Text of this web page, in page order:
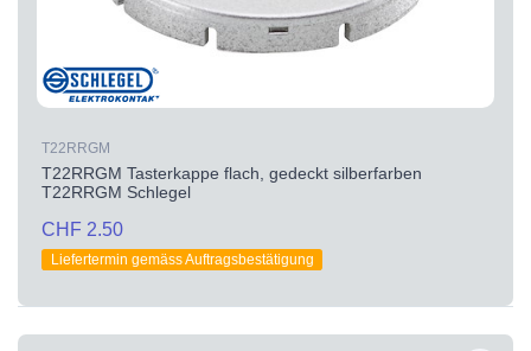
T22RRGM
T22RRGM Tasterkappe flach, gedeckt silberfarben
T22RRGM Schlegel
CHF 2.50
Liefertermin gemäss Auftragsbestätigung